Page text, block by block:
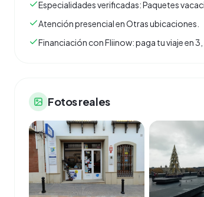
Especialidades verificadas: Paquetes
Atención presencial en Otras ubicaciones.
Financiación con Fliinow: paga tu viaje en
Fotos reales